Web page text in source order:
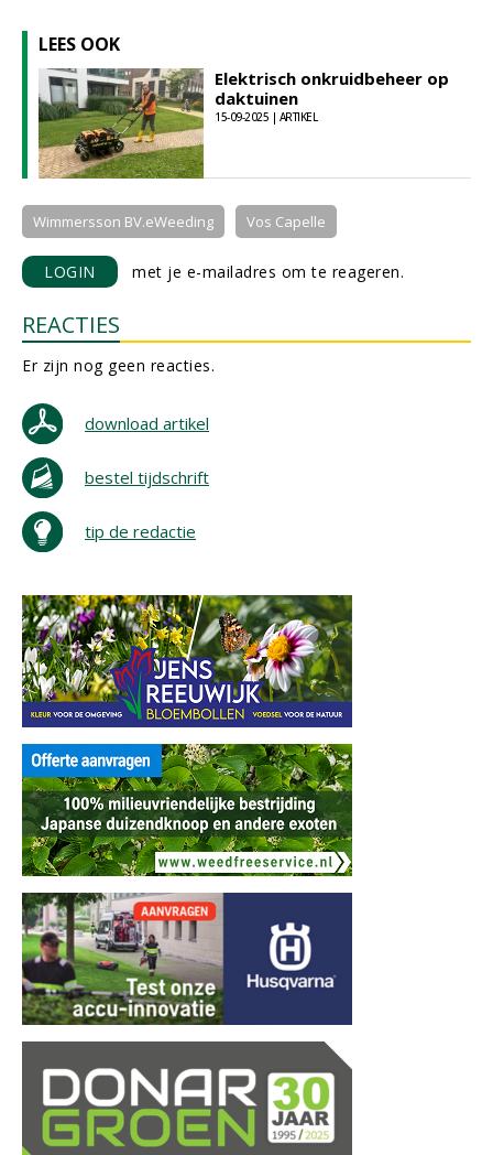
LEES OOK
Elektrisch onkruidbeheer op
daktuinen
15-09-2025 | ARTIKEL
Wimmersson BV.eWeeding Vos Capelle
LOGIN met je e-mailadres om te reageren.
REACTIES
Er zijn nog geen reacties.
download artikel
bestel tijdschrift
tip de redactie